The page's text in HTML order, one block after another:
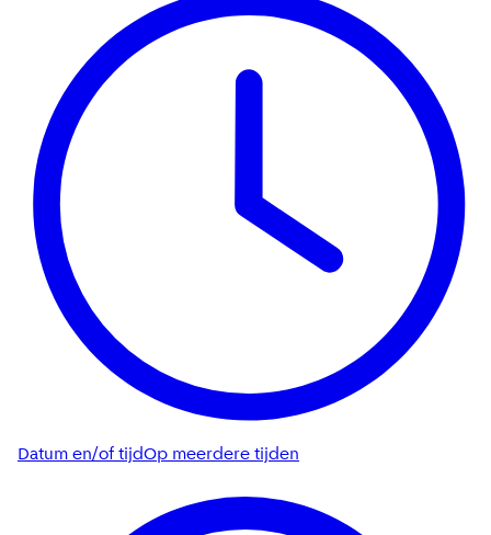
Datum en/of tijdOp meerdere tijden